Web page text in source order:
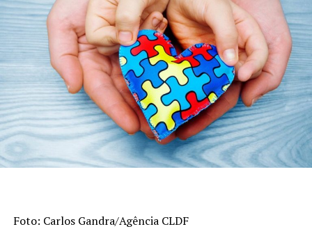
Foto: Carlos Gandra/Agência CLDF